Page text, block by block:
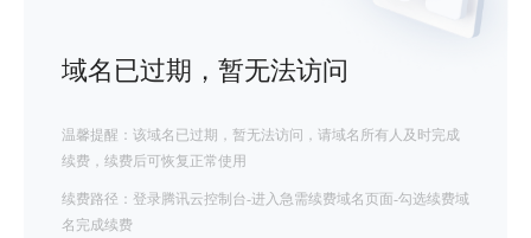
域名已过期，暂无法访问
温馨提醒：该域名已过期，暂无法访问，请域名所有人及时完成
续费，续费后可恢复正常使用
续费路径：登录腾讯云控制台-进入急需续费域名页面-勾选续费域
名完成续费